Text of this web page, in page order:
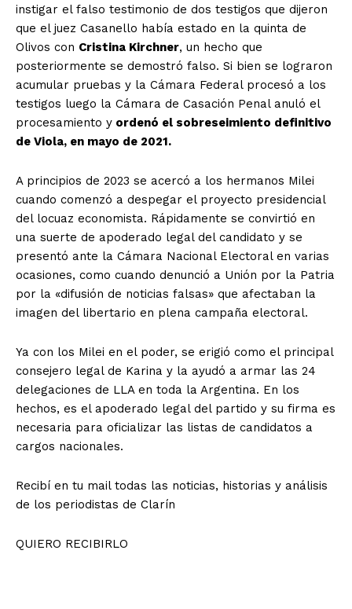
instigar el falso testimonio de dos testigos que dijeron
que el juez Casanello había estado en la quinta de
Olivos con Cristina Kirchner, un hecho que
posteriormente se demostró falso. Si bien se lograron
acumular pruebas y la Cámara Federal procesó a los
testigos luego la Cámara de Casación Penal anuló el
procesamiento y ordenó el sobreseimiento definitivo
de Viola, en mayo de 2021.
A principios de 2023 se acercó a los hermanos Milei
cuando comenzó a despegar el proyecto presidencial
del locuaz economista. Rápidamente se convirtió en
una suerte de apoderado legal del candidato y se
presentó ante la Cámara Nacional Electoral en varias
ocasiones, como cuando denunció a Unión por la Patria
por la «difusión de noticias falsas» que afectaban la
imagen del libertario en plena campaña electoral.
Ya con los Milei en el poder, se erigió como el principal
consejero legal de Karina y la ayudó a armar las 24
delegaciones de LLA en toda la Argentina. En los
hechos, es el apoderado legal del partido y su firma es
necesaria para oficializar las listas de candidatos a
cargos nacionales.
Recibí en tu mail todas las noticias, historias y análisis
de los periodistas de Clarín
QUIERO RECIBIRLO